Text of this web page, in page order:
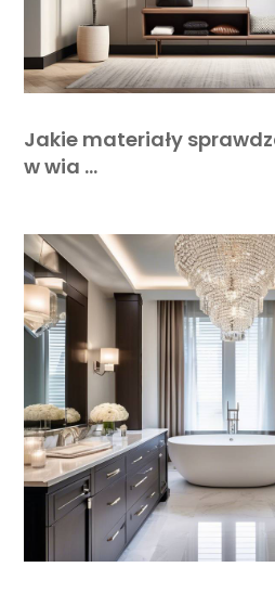
Jakie materiały
w wia …